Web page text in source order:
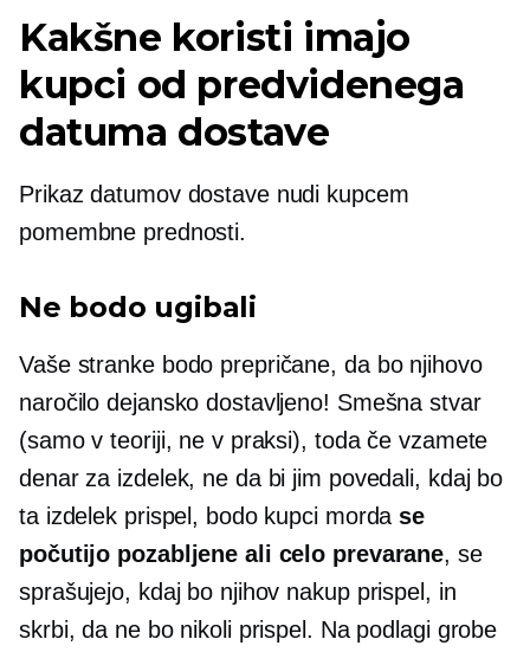
Kakšne koristi imajo
kupci od predvidenega
datuma dostave
Prikaz datumov dostave nudi kupcem
pomembne prednosti.
Ne bodo ugibali
Vaše stranke bodo prepričane, da bo njihovo
naročilo dejansko dostavljeno! Smešna stvar
(samo v teoriji, ne v praksi), toda če vzamete
denar za izdelek, ne da bi jim povedali, kdaj bo
ta izdelek prispel, bodo kupci mordase
počutijo pozabljene ali celo prevarane, se
sprašujejo, kdaj bo njihov nakup prispel, in
skrbi, da ne bo nikoli prispel. Na podlagi grobe